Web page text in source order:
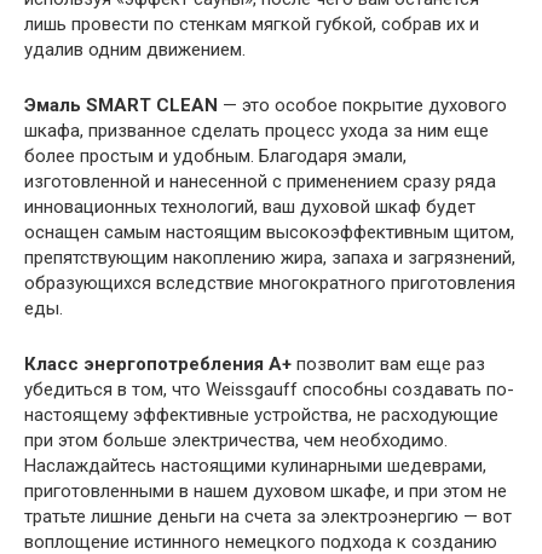
лишь провести по стенкам мягкой губкой, собрав их и
удалив одним движением.
Эмаль SMART CLEAN — это особое покрытие духового
шкафа, призванное сделать процесс ухода за ним еще
более простым и удобным. Благодаря эмали,
изготовленной и нанесенной с применением сразу ряда
инновационных технологий, ваш духовой шкаф будет
оснащен самым настоящим высокоэффективным щитом,
препятствующим накоплению жира, запаха и загрязнений,
образующихся вследствие многократного приготовления
еды.
Класс энергопотребления А+ позволит вам еще раз
убедиться в том, что Weissgauff способны создавать по-
настоящему эффективные устройства, не расходующие
при этом больше электричества, чем необходимо.
Наслаждайтесь настоящими кулинарными шедеврами,
приготовленными в нашем духовом шкафе, и при этом не
тратьте лишние деньги на счета за электроэнергию — вот
воплощение истинного немецкого подхода к созданию